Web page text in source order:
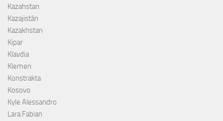
Kazahstan
Kazajistán
Kazakhstan
Kipar
Klavdia
Klemen
Konstrakta
Kosovo
Kyle Alessandro
Lara Fabian